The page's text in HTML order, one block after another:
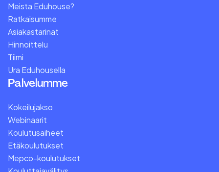
Meista Eduhouse?
Ratkaisumme
Asiakastarinat
Hinnoittelu
Tiimi
Ura Eduhousella
Palvelumme
Kokeilujakso
Webinaarit
Koulutusaiheet
Etäkoulutukset
Mepco-koulutukset